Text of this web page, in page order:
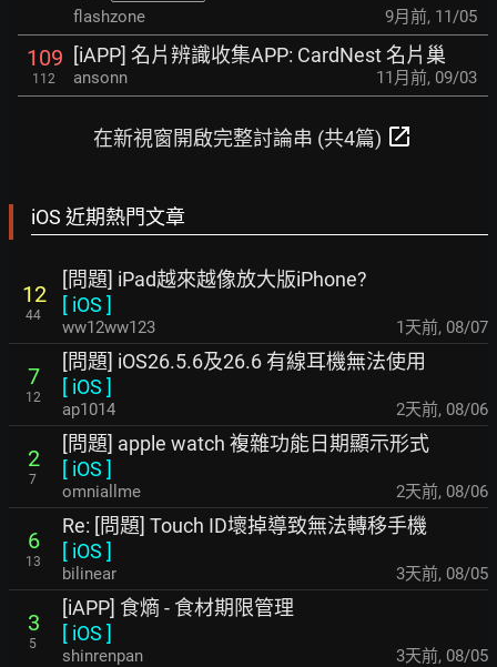
flashzone 9月前, 11/05
109
112
[iAPP] 名片辨識收集APP: CardNest 名片巢
ansonn 11月前, 09/03
在新視窗開啟完整討論串 (共4篇) open_in_new
iOS 近期熱門文章
12
44
[問題] iPad越來越像放大版iPhone?
[ iOS ]
ww12ww123 1天前, 08/07
7
12
[問題] iOS26.5.6及26.6 有線耳機無法使用
[ iOS ]
ap1014 2天前, 08/06
2
7
[問題] apple watch 複雜功能日期顯示形式
[ iOS ]
omniallme 2天前, 08/06
6
13
Re: [問題] Touch ID壞掉導致無法轉移手機
[ iOS ]
bilinear 3天前, 08/05
3
5
[iAPP] 食熵 - 食材期限管理
[ iOS ]
shinrenpan 3天前, 08/05